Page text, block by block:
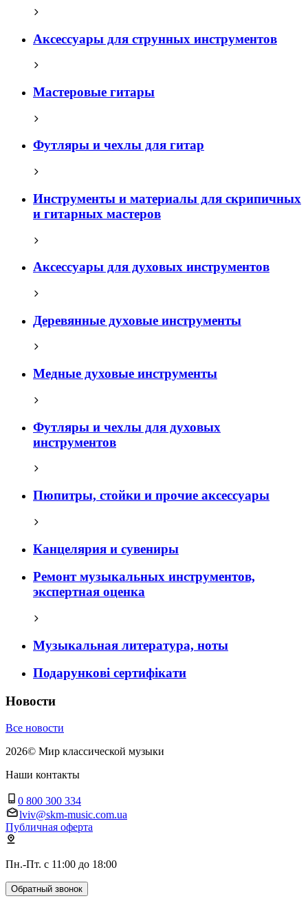
Аксессуары для струнных инструментов
Мастеровые гитары
Футляры и чехлы для гитар
Инструменты и материалы для скрипичных
и гитарных мастеров
Аксессуары для духовых инструментов
Деревянные духовые инструменты
Медные духовые инструменты
Футляры и чехлы для духовых
инструментов
Пюпитры, стойки и прочие аксессуары
Канцелярия и сувениры
Ремонт музыкальных инструментов,
экспертная оценка
Музыкальная литература, ноты
Подарункові сертифікати
Новости
Все новости
2026© Мир классической музыки
Наши контакты
0 800 300 334
lviv@skm-music.com.ua
Публичная оферта
Пн.-Пт. с 11:00 до 18:00
Обратный звонок